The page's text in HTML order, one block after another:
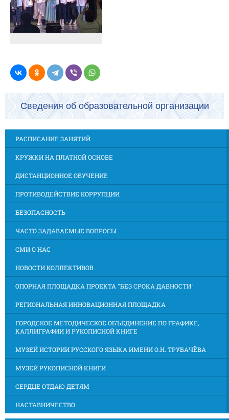
Сведения об образовательной организации
РАСПИСАНИЕ ЗАНЯТИЙ
КРУЖКИ НА ПЛАТНОЙ ОСНОВЕ
ДИСТАНЦИОННОЕ ОБУЧЕНИЕ
ПРОТИВОДЕЙСТВИЕ КОРРУПЦИИ
БЕЗОПАСНОСТЬ
ЧАСТО ЗАДАВАЕМЫЕ ВОПРОСЫ
СМИ О НАС
НОВОСТИ КОЛЛЕКТИВОВ
ОПОРНАЯ ПЛОЩАДКА ПРОЕКТА "БЕЗ СРОКА ДАВНОСТИ"
РЕГИОНАЛЬНАЯ ИННОВАЦИОННАЯ ПЛОЩАДКА
ГОРОДСКОЕ МЕТОДИЧЕСКОЕ ОБЪЕДИНЕНИЕ ПО ГРАФИКЕ,
КАЛЛИГРАФИИ И РУКОПИСНОЙ КНИГЕ
МУЗЕЙ ИСТОРИИ РУССКОГО ЯЗЫКА ИМЕНИ О.Н. ТРУБАЧЁВА
МУЗЕЙ РУКОПИСНОЙ КНИГИ
СЕРДЦЕ ОТДАЮ ДЕТЯМ
НАСТАВНИЧЕСТВО